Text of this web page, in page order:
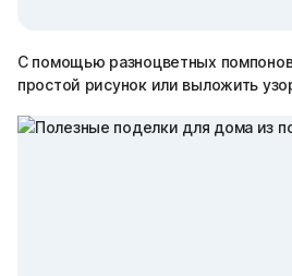
С помощью разноцветных
простой рисунок или выложить